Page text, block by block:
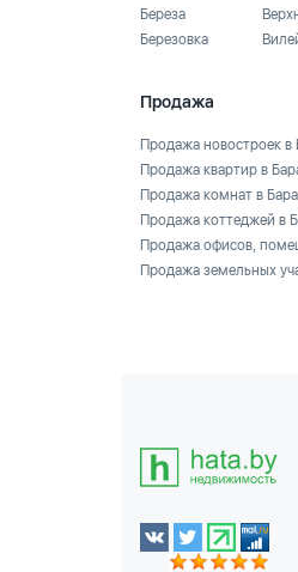
Береза
Березовка
Продажа
Продажа новостроек в
Продажа квартир в
Продажа комнат в
Продажа коттеджей в
Продажа офисов,
Продажа земельных